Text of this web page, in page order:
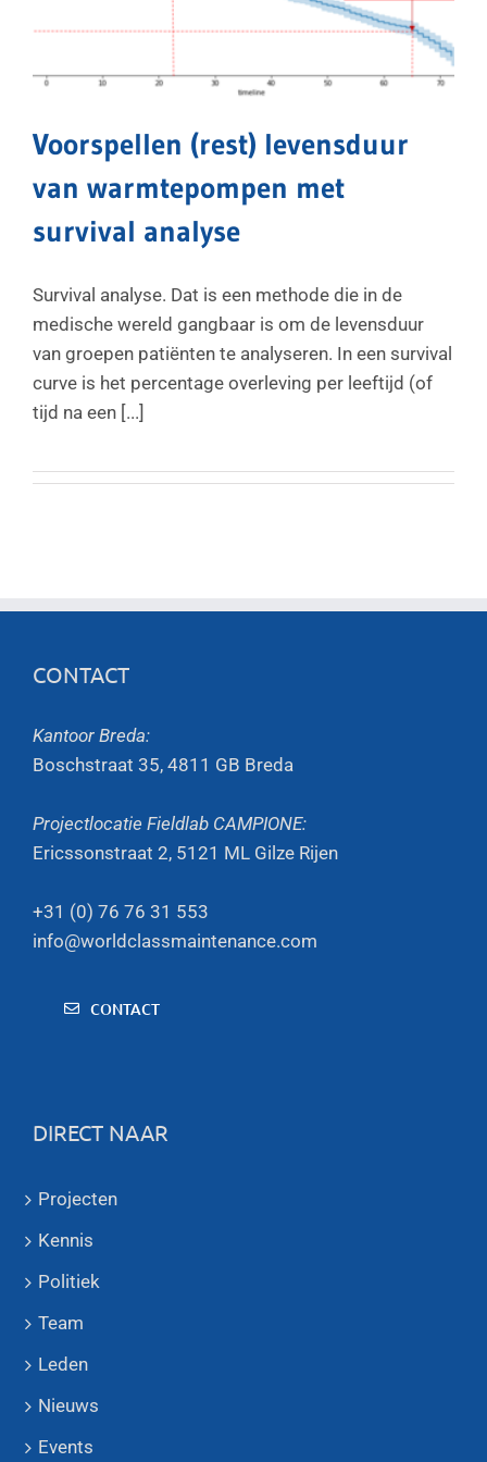
Voorspellen (rest) levensduur
van warmtepompen met
survival analyse
Survival analyse. Dat is een methode die in de
medische wereld gangbaar is om de levensduur
van groepen patiënten te analyseren. In een survival
curve is het percentage overleving per leeftijd (of
tijd na een [...]
CONTACT
Kantoor Breda:
Boschstraat 35, 4811 GB Breda
Projectlocatie Fieldlab CAMPIONE:
Ericssonstraat 2, 5121 ML Gilze Rijen
+31 (0) 76 76 31 553
info@worldclassmaintenance.com
CONTACT
DIRECT NAAR
Projecten
Kennis
Politiek
Team
Leden
Nieuws
Events